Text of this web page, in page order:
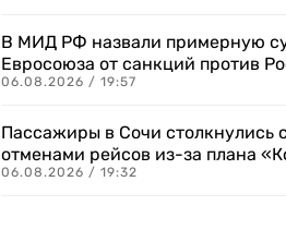
В МИД РФ назвали примерную
Евросоюза от санкций против
06.08.2026 / 19:57
Пассажиры в Сочи столкнулись
отменами рейсов из-за плана
06.08.2026 / 19:32